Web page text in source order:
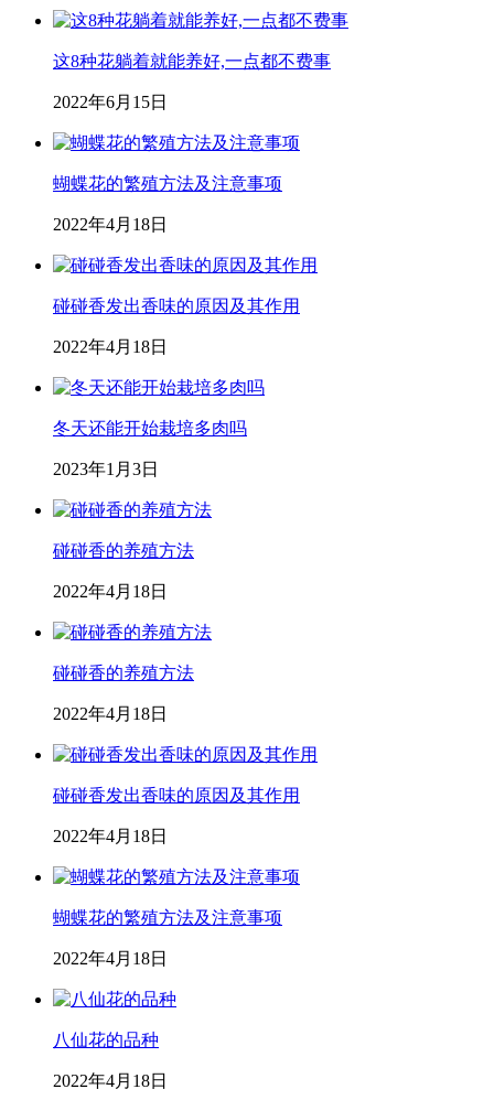
这8种花躺着就能养好,一点都不费事
2022年6月15日
蝴蝶花的繁殖方法及注意事项
2022年4月18日
碰碰香发出香味的原因及其作用
2022年4月18日
冬天还能开始栽培多肉吗
2023年1月3日
碰碰香的养殖方法
2022年4月18日
碰碰香的养殖方法
2022年4月18日
碰碰香发出香味的原因及其作用
2022年4月18日
蝴蝶花的繁殖方法及注意事项
2022年4月18日
八仙花的品种
2022年4月18日